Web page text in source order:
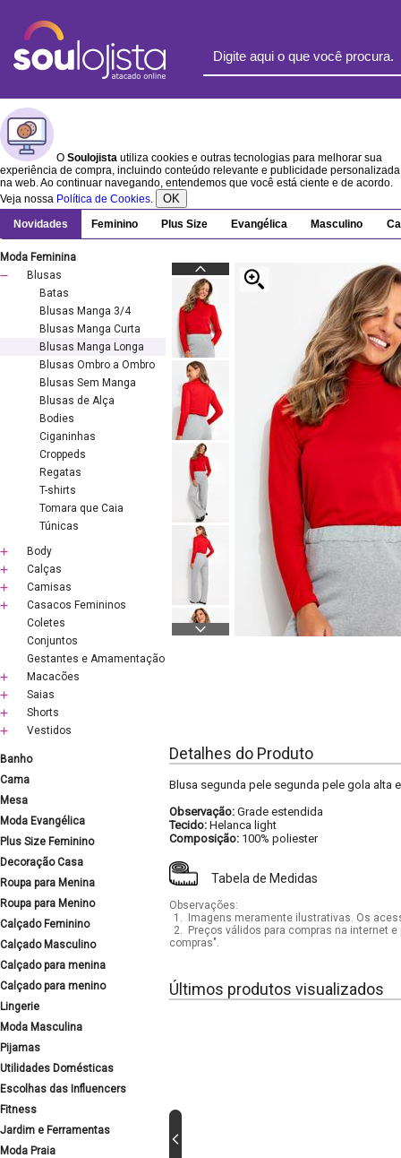
O Soulojista utiliza cookies e outras tecnologias para melhorar sua
experiência de compra, incluindo conteúdo relevante e publicidade personalizada
na web. Ao continuar navegando, entendemos que você está ciente e de acordo.
Veja nossa Política de Cookies. OK
Novidades Feminino Plus Size Evangélica Masculino
Moda Feminina
Blusas
Batas
Blusas Manga 3/4
Blusas Manga Curta
Blusas Manga Longa
Blusas Ombro a Ombro
Blusas Sem Manga
Blusas de Alça
Bodies
Ciganinhas
Croppeds
Regatas
T-shirts
Tomara que Caia
Túnicas
Body
Calças
Camisas
Casacos Femininos
Coletes
Conjuntos
Gestantes e Amamentação
Macacões
Saias
Shorts
Vestidos
Banho
Cama
Mesa
Moda Evangélica
Plus Size Feminino
Decoração Casa
Roupa para Menina
Roupa para Menino
Calçado Feminino
Calçado Masculino
Calçado para menina
Calçado para menino
Lingerie
Moda Masculina
Pijamas
Utilidades Domésticas
Escolhas das Influencers
Fitness
Jardim e Ferramentas
Moda Praia
Detalhes do Produto
Blusa segunda pele segunda pele gola alta
Observação: Grade estendida
Tecido: Helanca light
Composição: 100% poliester
Tabela de Medidas
Observações:
1.
Imagens meramente ilustrativas. Os
2.
Preços válidos para compras na internet
compras".
Últimos produtos visualizados